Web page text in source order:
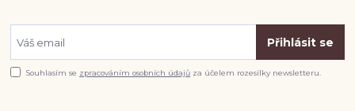
Přihlásit se
Souhlasím se zpracováním osobních údajů za účelem rozesílky newsletteru.